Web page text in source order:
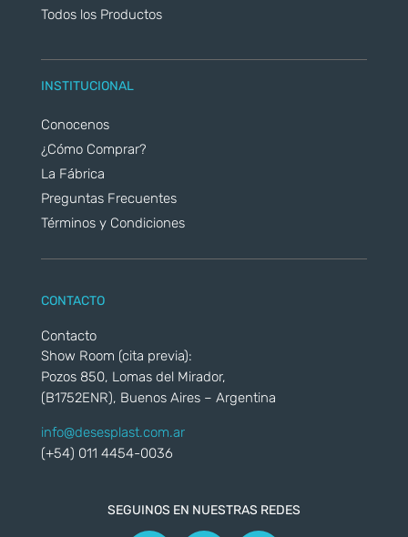
Todos los Productos
INSTITUCIONAL
Conocenos
¿Cómo Comprar?
La Fábrica
Preguntas Frecuentes
Términos y Condiciones
CONTACTO
Contacto
Show Room (cita previa):
Pozos 850, Lomas del Mirador,
(B1752ENR), Buenos Aires – Argentina
info@desesplast.com.ar
(+54) 011 4454-0036
SEGUINOS EN NUESTRAS REDES